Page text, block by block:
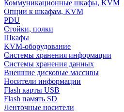
Коммуникационные шкафы, KVM
Опции к шкафам, KVM
PDU
Стойки, полки
Шкафы
KVM-оборудование
Системы хранения информации
Системы хранения данных
Внешние дисковые массивы
Носители информации
Flash карты USB
Flash память SD
Ленточные носители